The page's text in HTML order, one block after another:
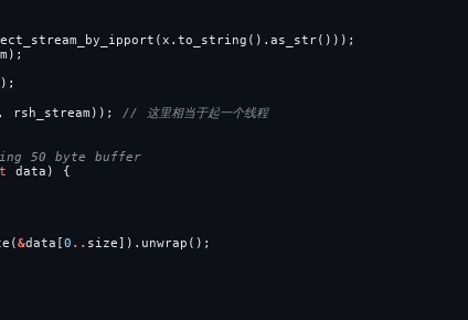
rsh_stream));
// 这里相当于起一个线程
// using 50 byte buffer
data)
{
&data[0 .. size]).unwrap();